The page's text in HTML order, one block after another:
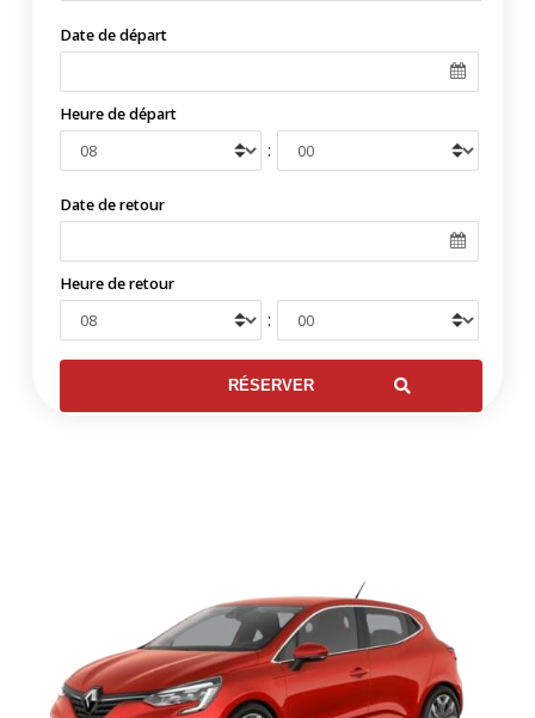
Date de départ
Heure de départ
:
Date de retour
Heure de retour
: